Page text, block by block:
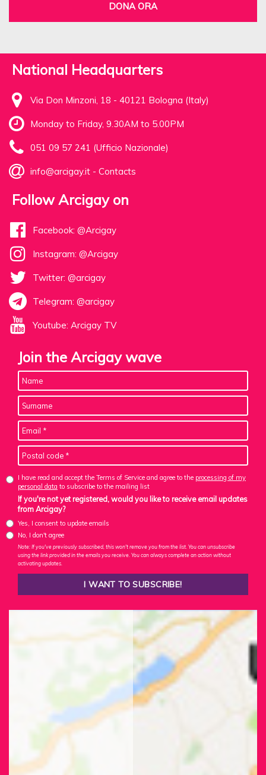
DONA ORA
National Headquarters
Via Don Minzoni, 18 - 40121 Bologna (Italy)
Monday to Friday, 9.30AM to 5.00PM
051 09 57 241 (Ufficio Nazionale)
info@arcigay.it - Contacts
Follow Arcigay on
Facebook: @Arcigay
Instagram: @Arcigay
Twitter: @arcigay
Telegram: @arcigay
Youtube: Arcigay TV
Join the Arcigay wave
I have read and accept the Terms of Service and agree to the processing of my
personal data to subscribe to the mailing list
If you're not yet registered, would you like to receive email updates
from Arcigay?
Yes, I consent to update emails
No, I don't agree
Note: If you've previously subscribed, this won't remove you from the list. You can unsubscribe
using the link provided in the emails you receive. You can always complete an action without
activating updates.